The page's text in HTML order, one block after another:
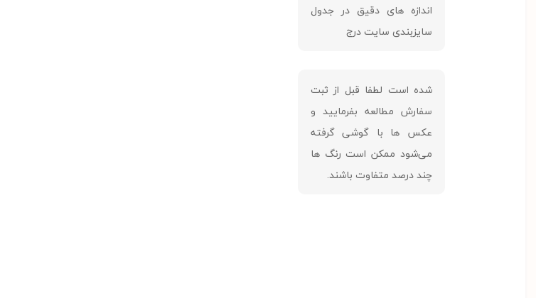
‎اندازه های دقیق در جدول
سایزبندی سایت درج
شده است لطفا قبل از ثبت
سفارش مطالعه بفرمایید و
عکس ها با گوشی گرفته
می‌شود ممکن است رنگ ها
چند درصد متفاوت باشند.